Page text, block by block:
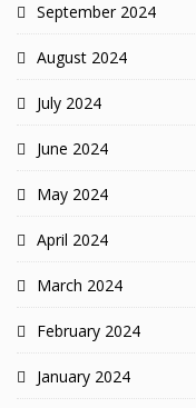
September 2024
August 2024
July 2024
June 2024
May 2024
April 2024
March 2024
February 2024
January 2024